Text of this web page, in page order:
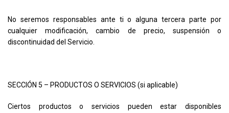
No seremos responsables ante ti o alguna tercera parte por
cualquier modificación, cambio de precio, suspensión o
discontinuidad del Servicio.
SECCIÓN 5 – PRODUCTOS O SERVICIOS (si aplicable)
Ciertos productos o servicios pueden estar disponibles